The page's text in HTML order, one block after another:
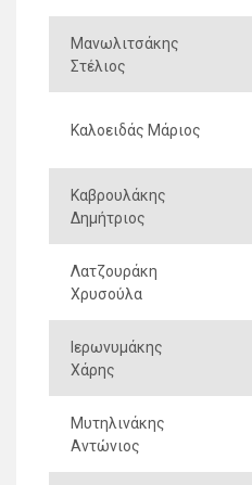
Μανωλιτσάκης
Στέλιος
Καλοειδάς Μάριος
Καβρουλάκης
Δημήτριος
Λατζουράκη
Χρυσούλα
Ιερωνυμάκης
Χάρης
Μυτηλινάκης
Αντώνιος